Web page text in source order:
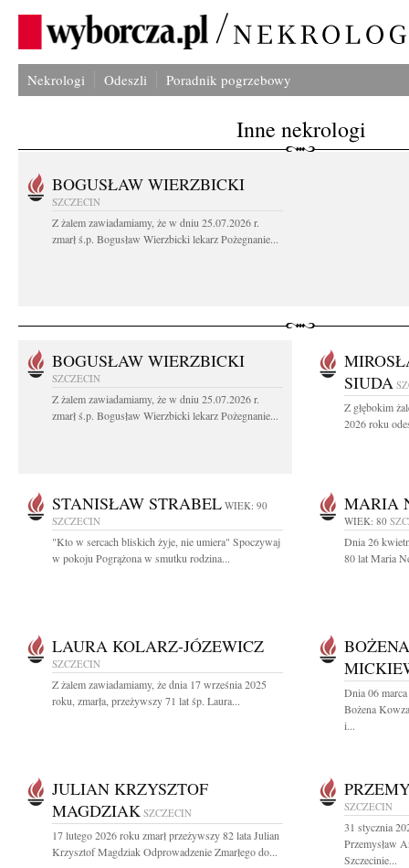
Nekrologi Odeszli Poradnik pogrzebowy
Inne nekrologi
BOGUSŁAW WIERZBICKI
SZCZECIN
Z żalem zawiadamiamy, że w dniu 25.07.2026 r.
zmarł ś.p. Bogusław Wierzbicki lekarz Pożegnanie...
BOGUSŁAW WIERZBICKI
SZCZECIN
Z żalem zawiadamiamy, że w dniu 25.07.2026 r.
zmarł ś.p. Bogusław Wierzbicki lekarz Pożegnanie...
SIUDA
Z głębokim
2026 roku
STANISŁAW STRABEL WIEK: 90
SZCZECIN
"Kto w sercach bliskich żyje, nie umiera" Spoczywaj
w pokoju Pogrążona w smutku rodzina...
MARIA
WIEK: 80
Dnia 26
80 lat Maria
LAURA KOLARZ-JÓZEWICZ
SZCZECIN
Z żalem zawiadamiamy, że dnia 17 września 2025
roku, zmarła, przeżywszy 71 lat śp. Laura...
Dnia 06
Bożena
i...
JULIAN KRZYSZTOF
MAGDZIAK SZCZECIN
17 lutego 2026 roku zmarł przeżywszy 82 lata Julian
Krzysztof Magdziak Odprowadzenie Zmarłego do...
SZCZECIN
31 stycznia
Przemysław
Szczecinie...